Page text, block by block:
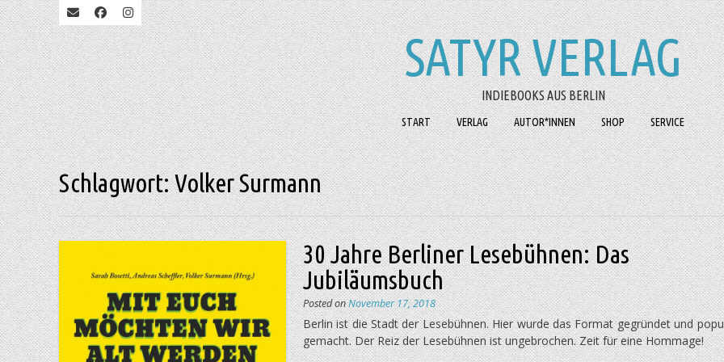
SATYR VERLAG
INDIEBOOKS AUS BERLIN
START VERLAG AUTOR*INNEN SHOP SERVICE
Schlagwort:Volker Surmann
30 Jahre Berliner Lesebühnen: Das
Jubiläumsbuch
Posted onNovember 17, 2018
Berlin ist die Stadt der Lesebühnen. Hier wurde das Format gegründet und
gemacht. Der Reiz der Lesebühnen ist ungebrochen. Zeit für eine Hommage!